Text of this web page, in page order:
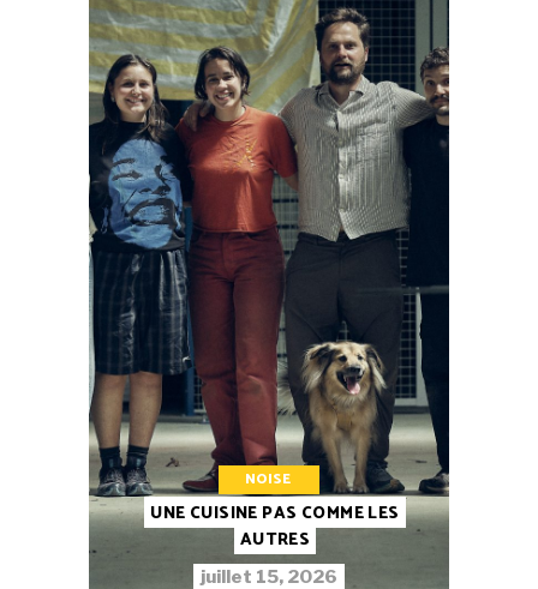
NOISE
UNE CUISINE PAS COMME LES
AUTRES
juillet 15, 2026